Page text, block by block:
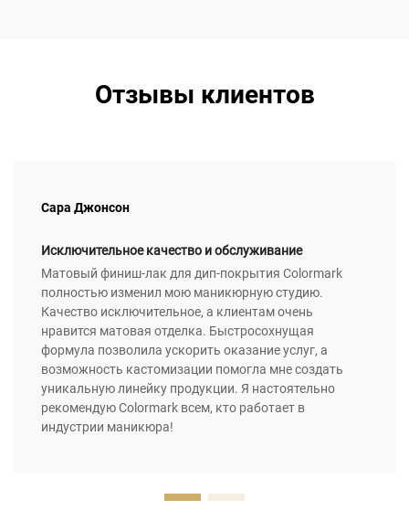
Отзывы клиентов
Сара Джонсон
Исключительное качество и обслуживание
Матовый финиш-лак для дип-покрытия Colormark
полностью изменил мою маникюрную студию.
Качество исключительное, а клиентам очень
нравится матовая отделка. Быстросохнущая
формула позволила ускорить оказание услуг, а
возможность кастомизации помогла мне создать
уникальную линейку продукции. Я настоятельно
рекомендую Colormark всем, кто работает в
индустрии маникюра!